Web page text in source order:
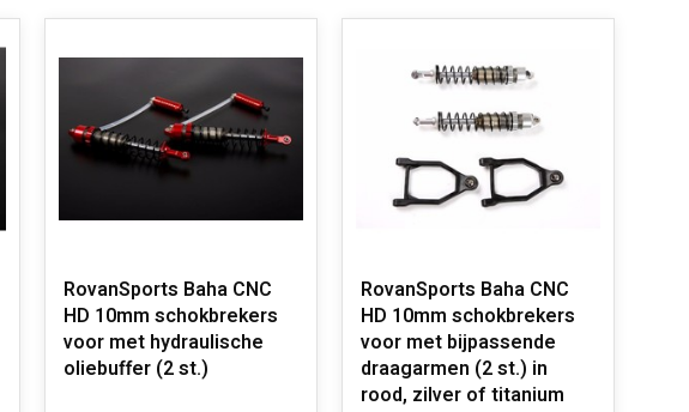
RovanSports Baha CNC
HD 10mm schokbrekers
voor met hydraulische
oliebuffer (2 st.)
RovanSports Baha CNC
HD 10mm schokbrekers
voor met bijpassende
draagarmen (2 st.) in
rood, zilver of titanium